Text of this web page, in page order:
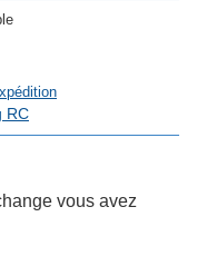
RC
vous avez